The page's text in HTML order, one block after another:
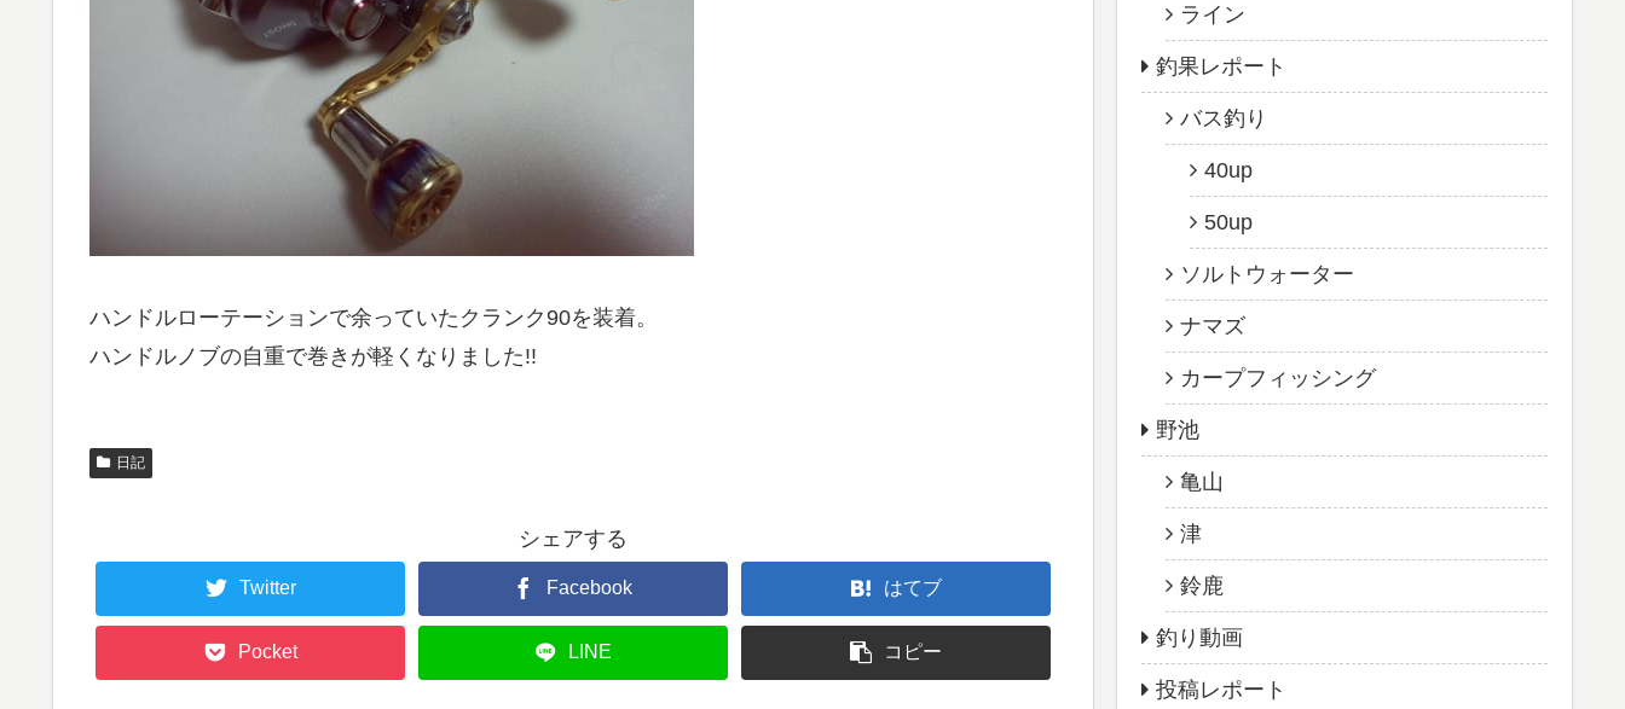
ハンドルローテーションで余っていたクランク90を装着。
ハンドルノブの自重で巻きが軽くなりました!!
日記
シェアする
Twitter Facebook はてブ
Pocket LINE コピー
ライン
釣果レポート
バス釣り
40up
50up
ソルトウォーター
ナマズ
カープフィッシング
野池
亀山
津
鈴鹿
釣り動画
投稿レポート